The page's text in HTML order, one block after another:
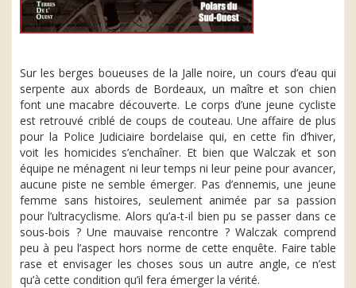
Sur les berges boueuses de la Jalle noire, un cours d’eau qui
serpente aux abords de Bordeaux, un maître et son chien
font une macabre découverte. Le corps d’une jeune cycliste
est retrouvé criblé de coups de couteau. Une affaire de plus
pour la Police Judiciaire bordelaise qui, en cette fin d’hiver,
voit les homicides s’enchaîner. Et bien que Walczak et son
équipe ne ménagent ni leur temps ni leur peine pour avancer,
aucune piste ne semble émerger. Pas d’ennemis, une jeune
femme sans histoires, seulement animée par sa passion
pour l’ultracyclisme. Alors qu’a-t-il bien pu se passer dans ce
sous-bois ? Une mauvaise rencontre ? Walczak comprend
peu à peu l’aspect hors norme de cette enquête. Faire table
rase et envisager les choses sous un autre angle, ce n’est
qu’à cette condition qu’il fera émerger la vérité.